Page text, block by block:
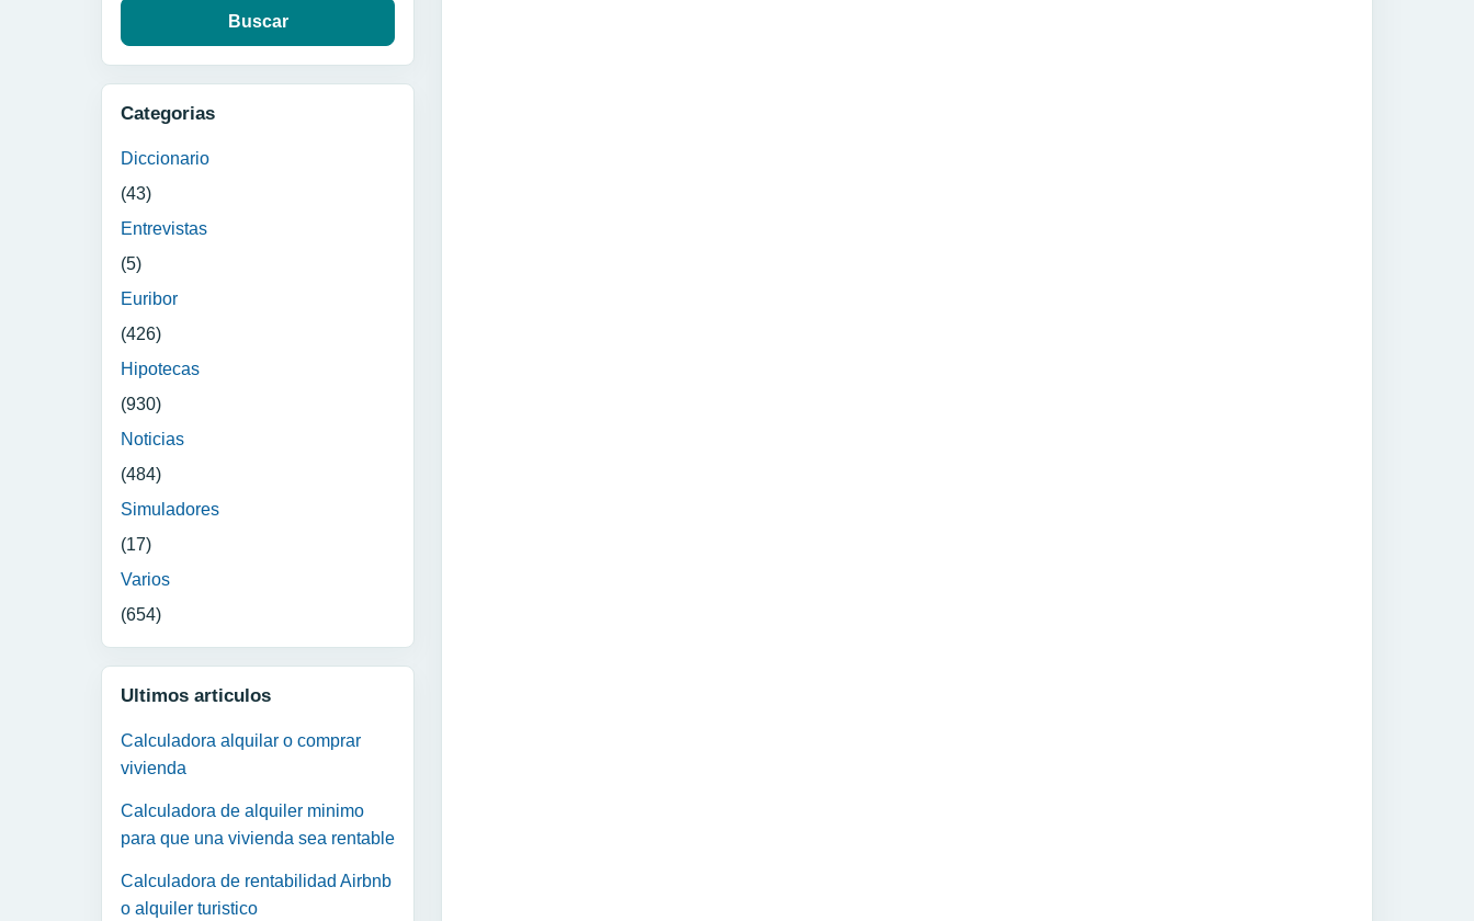
Categorias
Diccionario
(43)
Entrevistas
(5)
Euribor
(426)
Hipotecas
(930)
Noticias
(484)
Simuladores
(17)
Varios
(654)
Ultimos articulos
Calculadora alquilar o comprar
vivienda
Calculadora de alquiler minimo
para que una vivienda sea rentable
Calculadora de rentabilidad Airbnb
o alquiler turistico